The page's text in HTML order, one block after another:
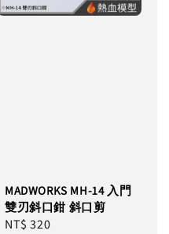
MADWORKS MH-14 入門
雙刃斜口鉗 斜口剪
Regular
NT$ 320